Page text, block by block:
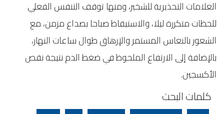
العلامات التحذيرية للشخير، ومنها توقف التنفس الفعلي
للحظات متكررة ليلا، والاستيقاظ صباحا بصداع مزمن، مع
الشعور بالنعاس المستمر والإرهاق طوال ساعات النهار،
بالإضافة إلى الارتفاع الملحوظ في ضغط الدم نتيجة نقص
الأكسجين.
كلمات البحث